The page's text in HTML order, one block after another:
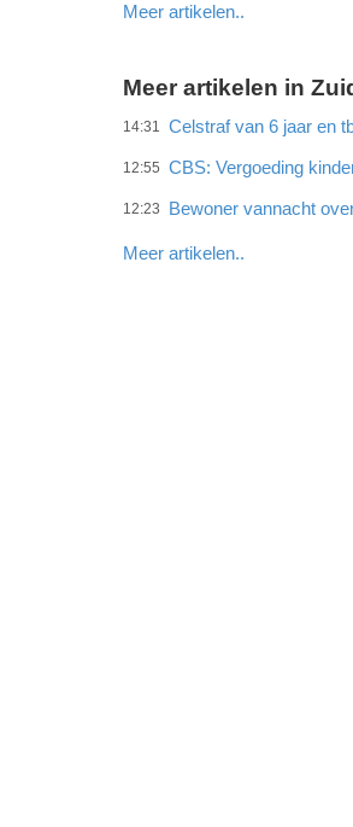
Meer artikelen..
Meer artikelen in
14:31 Celstraf van 6 jaar en
12:55 CBS: Vergoeding
12:23 Bewoner vannacht
Meer artikelen..